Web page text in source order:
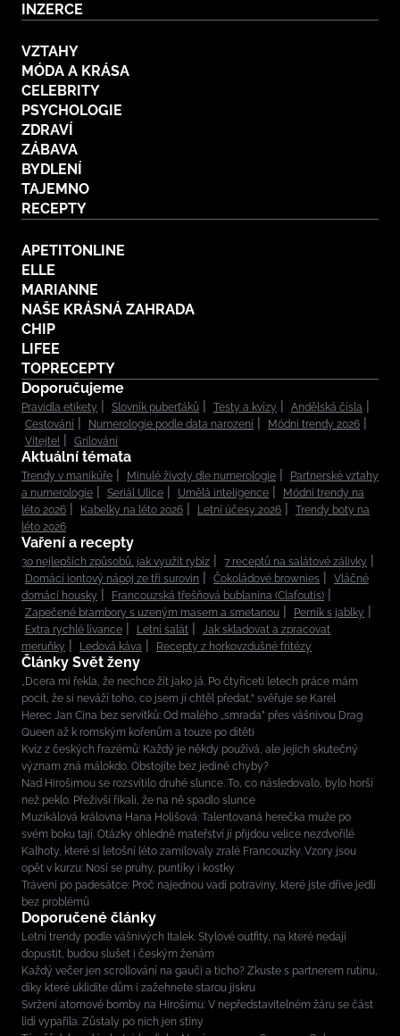
INZERCE
VZTAHY
MÓDA A KRÁSA
CELEBRITY
PSYCHOLOGIE
ZDRAVÍ
ZÁBAVA
BYDLENÍ
TAJEMNO
RECEPTY
APETITONLINE
ELLE
MARIANNE
NAŠE KRÁSNÁ ZAHRADA
CHIP
LIFEE
TOPRECEPTY
Doporučujeme
Pravidla etikety Slovník puberťáků Testy a kvízy
Andělská čísla
Cestování
Numerologie podle data narození
Módní trendy 2026
Vítejte!
Grilování
Aktuální témata
Trendy v manikúře Minulé životy dle numerologie
Partnerské vztahy
a numerologie
Seriál Ulice Umělá inteligence
Módní trendy na
léto 2026
Kabelky na léto 2026 Letní účesy 2026
Trendy boty na
léto 2026
Vaření a recepty
30 nejlepších způsobů, jak využít rybíz
7 receptů na salátové zálivky
Domácí iontový nápoj ze tří surovin
Čokoládové brownies
Vláčné
domácí housky
Francouzská třešňová bublanina (Clafoutis)
Zapečené brambory s uzeným masem a smetanou
Perník s jablky
Extra rychlé lívance
Letní salát
Jak skladovat a zpracovat
meruňky
Ledová káva Recepty z horkovzdušné fritézy
Články Svět ženy
„Dcera mi řekla, že nechce žít jako já. Po čtyřiceti letech práce mám
pocit, že si neváží toho, co jsem jí chtěl předat,“ svěřuje se Karel
Herec Jan Cina bez servítků: Od malého „smrada” přes vášnivou Drag
Queen až k romským kořenům a touze po dítěti
Kvíz z českých frazémů: Každý je někdy používá, ale jejich skutečný
význam zná málokdo. Obstojíte bez jediné chyby?
Nad Hirošimou se rozsvítilo druhé slunce. To, co následovalo, bylo horší
než peklo. Přeživší říkali, že na ně spadlo slunce
Muzikálová královna Hana Holišová: Talentovaná herečka muže po
svém boku tají. Otázky ohledně mateřství jí přijdou velice nezdvořilé
Kalhoty, které si letošní léto zamilovaly zralé Francouzky. Vzory jsou
opět v kurzu: Nosí se pruhy, puntíky i kostky
Trávení po padesátce: Proč najednou vadí potraviny, které jste dříve jedli
bez problémů
Doporučené články
Letní trendy podle vášnivých Italek. Stylové outfity, na které nedají
dopustit, budou slušet i českým ženám
Každý večer jen scrollování na gauči a ticho? Zkuste s partnerem rutinu,
díky které uklidíte dům i zažehnete starou jiskru
Svržení atomové bomby na Hirošimu: V nepředstavitelném žáru se část
lidí vypařila. Zůstaly po nich jen stíny